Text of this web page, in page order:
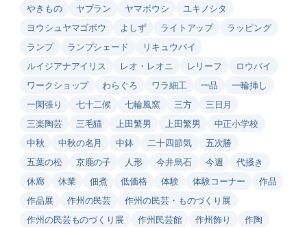
やきもの
ヤブラン ヤマボウシ
ユキノシタ
ヨウシュヤマゴボウ
よしず ライトアップ
ラッピング
ランプ
ランプシェード
リキュウバイ
ルイジアナアイリス
レオ・レオニ レリーフ
ロウバイ
ワークショップ
わらぐろ ワラ細工 一品
一輪挿し
一閑張り
七十二候 七輪風窯 三方
三日月
三楽陶芸
三毛猫 上田繁男 上田繁男
中正小学校
中秋
中秋の名月 中鉢 二十四節気
五次勝
五葉の松
京鹿の子 人形 今井烏石 今週
代掻き
休廊
休業 佃煮 低価格 体験 体験コーナー
作品
作品展
作州の民芸
作州の民芸・ものづくり展
作州の民芸ものづくり展
作州民芸館 作州飾り
作陶